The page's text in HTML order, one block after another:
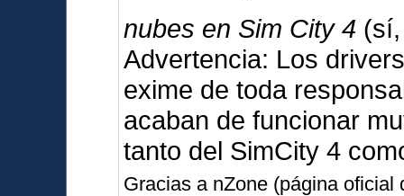
nubes en Sim City 4
Advertencia: Los
exime de toda
acaban de funcionar
tanto del SimCity 4
Gracias a nZone (página